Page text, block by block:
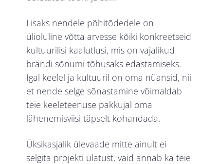
Lisaks nendele põhitõdedele on
ülioluline võtta arvesse kõiki konkreetseid
kultuurilisi kaalutlusi, mis on vajalikud
brändi sõnumi tõhusaks edastamiseks.
Igal keelel ja kultuuril on oma nüansid, nii
et nende selge sõnastamine võimaldab
teie keeleteenuse pakkujal oma
lähenemisviisi täpselt kohandada.
Üksikasjalik ülevaade mitte ainult ei
selgita projekti ulatust, vaid annab ka teie